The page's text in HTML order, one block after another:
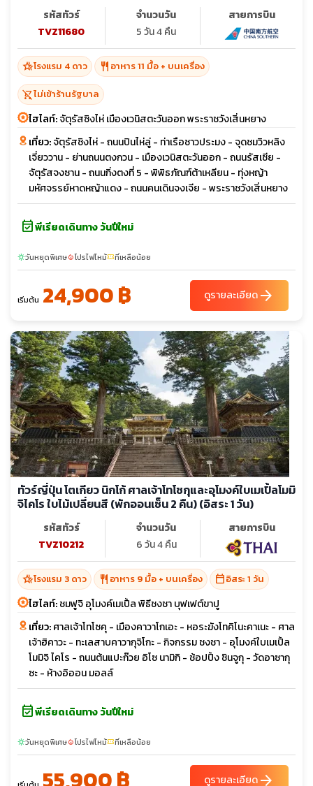
รหัสทัวร์
TVZ11680
จำนวนวัน
5 วัน 4 คืน
สายการบิน
hotel_classโรงแรม 4 ดาว restaurant อาหาร 11 มื้อ + บนเครื่อง
shopping_cart_offไม่เข้าร้านรัฐบาล
ไฮไลท์:จัตุรัสซิงไห่ เมืองเวนิสตะวันออก พระราชวังเสิ่นหยาง
เที่ยว:จัตุรัสชิงไห่ - ถนนปินไห่ลู่ - ท่าเรือชาวประมง - จุดชมวิวหลิง
เจี่ยววาน - ย่านถนนตงกวน - เมืองเวนิสตะวันออก - ถนนรัสเซีย -
จัตุรัสจงซาน - ถนนกิ่งตงที่ 5 - พิพิธภัณฑ์ต้าเหลียน - ทุ่งหญ้า
มหัศจรรย์หาดหญ้าแดง - ถนนคนเดินจงเจีย - พระราชวังเสิ่นหยาง
event_availableพีเรียดเดินทาง วันปีใหม่
sunnyวันหยุดพิเศษlocal_fire_departmentโปรไฟไหม้confirmation_numberที่เหลือน้อย
เริ่มต้น 24,900 ฿ ดูรายละเอียดarrow_forward
ทัวร์ญี่ปุ่น โตเกียว นิกโก้ ศาลเจ้าโทโชกุและอุโมงค์ใบเมเปิ้ลโมมิ
จิไคโร ใบไม้เปลี่ยนสี (พักออนเซ็น 2 คืน) (อิสระ 1 วัน)
รหัสทัวร์
TVZ10212
จำนวนวัน
6 วัน 4 คืน
สายการบิน
hotel_classโรงแรม 3 ดาว restaurant อาหาร 9 มื้อ + บนเครื่อง calendar_todayอิสระ 1 วัน
ไฮไลท์:ชมฟูจิ อุโมงค์เมเปิ้ล พิธีชงชา บุฟเฟต์ขาปู
เที่ยว:ศาลเจ้าโทโซคุ - เมืองคาวาโกเอะ - หอระฆังโทคิโนะคาเนะ - ศาล
เจ้าฮิคาวะ - ทะเลสาบคาวากุจิโกะ - กิจกรรม ชงชา - อุโมงค์ใบเมเปิ้ล
โมมิจิ ไคโร - ถนนต้นแปะก๊วย อิโซ นามิกิ - ช้อปปิ้ง ชินจูกุ - วัดอาซากุ
ซะ - ห้างอิออน มอลล์
event_availableพีเรียดเดินทาง วันปีใหม่
sunnyวันหยุดพิเศษlocal_fire_departmentโปรไฟไหม้confirmation_numberที่เหลือน้อย
ดูรายละเอียดarrow_forward